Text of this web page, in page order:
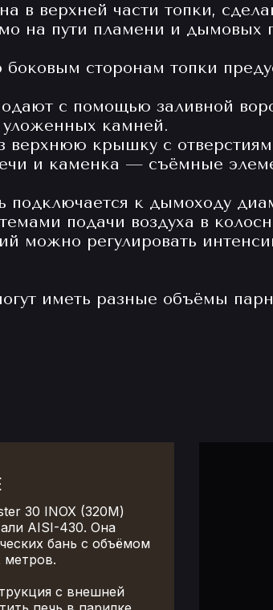
в верхней части топки,
на пути пламени и дымовых
боковым сторонам топки
с помощью заливной
камней.
верхнюю крышку с
и каменка — съёмные
подключается к дымоходу
подачи воздуха в
можно регулировать
иметь разные объёмы
до 30 м3
30 INOX (320М)
AISI-430. Она
бань с объёмом
метров.
с внешней